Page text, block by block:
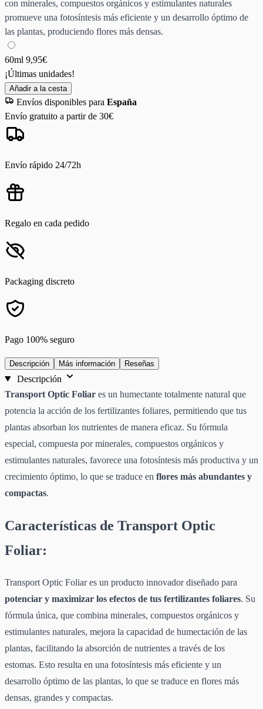
con minerales, compuestos orgánicos y estimulantes naturales
promueve una fotosíntesis más eficiente y un desarrollo óptimo de
las plantas, produciendo flores más densas.
60ml 9,95€
¡Últimas unidades!
Añadir a la cesta
Envíos disponibles para España
Envío gratuito a partir de 30€
Envío rápido 24/72h
Regalo en cada pedido
Packaging discreto
Pago 100% seguro
Descripción Más información Reseñas
Descripción
Transport Optic Foliar es un humectante totalmente natural que
potencia la acción de los fertilizantes foliares, permitiendo que tus
plantas absorban los nutrientes de manera eficaz. Su fórmula
especial, compuesta por minerales, compuestos orgánicos y
estimulantes naturales, favorece una fotosíntesis más productiva y un
crecimiento óptimo, lo que se traduce en flores más abundantes y
compactas.
Características de Transport Optic
Foliar:
Transport Optic Foliar es un producto innovador diseñado para
potenciar y maximizar los efectos de tus fertilizantes foliares. Su
fórmula única, que combina minerales, compuestos orgánicos y
estimulantes naturales, mejora la capacidad de humectación de las
plantas, facilitando la absorción de nutrientes a través de los
estomas. Esto resulta en una fotosíntesis más eficiente y un
desarrollo óptimo de las plantas, lo que se traduce en flores más
densas, grandes y compactas.